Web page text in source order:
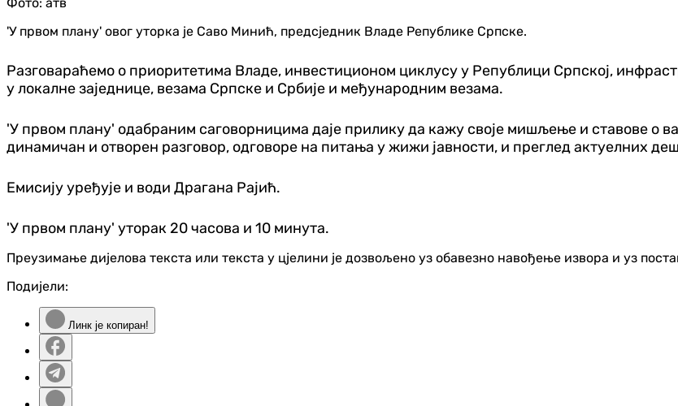
'У првом плану' овог уторка је Саво Минић, предсједник Владе Републике Српске.
Разговараћемо о приоритетима Владе, инвестиционом циклусу у Републици Српској,
у локалне заједнице, везама Српске и Србије и међународним везама.
'У првом плану' одабраним саговорницима даје прилику да кажу своје мишљење и ставове о
динамичан и отворен разговор, одговоре на питања у жижи јавности, и преглед актуелних
Емисију уређује и води Драгана Рајић.
'У првом плану' уторак 20 часова и 10 минута.
Преузимање дијелова текста или текста у цјелини је дозвољено уз обавезно навођење извора и уз
Подијели:
Линк је копиран!